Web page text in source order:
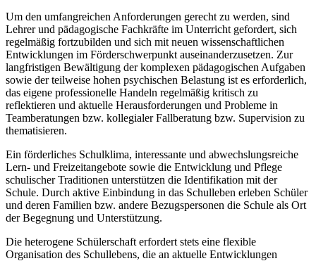
Um den umfangreichen Anforderungen gerecht zu werden, sind
Lehrer und pädagogische Fachkräfte im Unterricht gefordert, sich
regelmäßig fortzubilden und sich mit neuen wissenschaftlichen
Entwicklungen im Förderschwerpunkt auseinanderzusetzen. Zur
langfristigen Bewältigung der komplexen pädagogischen Aufgaben
sowie der teilweise hohen psychischen Belastung ist es erforderlich,
das eigene professionelle Handeln regelmäßig kritisch zu
reflektieren und aktuelle Herausforderungen und Probleme in
Teamberatungen bzw. kollegialer Fallberatung bzw. Supervision zu
thematisieren.
Ein förderliches Schulklima, interessante und abwechslungsreiche
Lern- und Freizeitangebote sowie die Entwicklung und Pflege
schulischer Traditionen unterstützen die Identifikation mit der
Schule. Durch aktive Einbindung in das Schulleben erleben Schüler
und deren Familien bzw. andere Bezugspersonen die Schule als Ort
der Begegnung und Unterstützung.
Die heterogene Schülerschaft erfordert stets eine flexible
Organisation des Schullebens, die an aktuelle Entwicklungen